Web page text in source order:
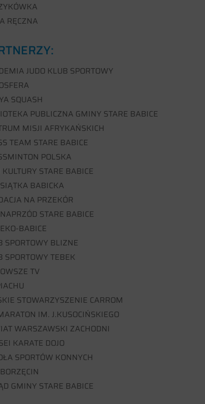
RĘCZNA
JUDO KLUB SPORTOWY
SQUASH
PUBLICZNA GMINY STARE BABICE
MISJI AFRYKAŃSKICH
TEAM STARE BABICE
POLSKA
KULTURY STARE BABICE
BABICKA
NA PRZEKÓR
STARE BABICE
BABICE
SPORTOWY BLIZNE
SPORTOWY TEBEK
TV
STOWARZYSZENIE CARROM
IM. J.KUSOCIŃSKIEGO
WARSZAWSKI ZACHODNI
KARATE DOJO
SPORTÓW KONNYCH
GMINY STARE BABICE